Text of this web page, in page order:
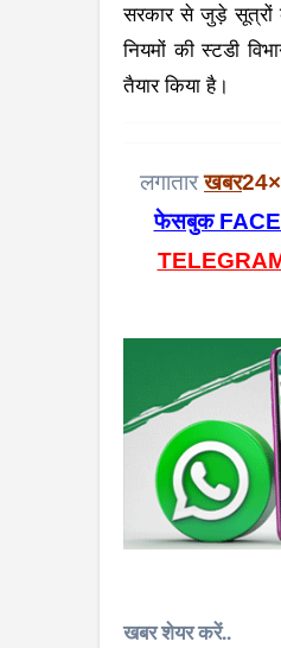
सरकार से जुड़े सूत्रों
नियमों की स्टडी
तैयार किया है।
लगातारखबर
फेसबुक
खबर शेयर करें..